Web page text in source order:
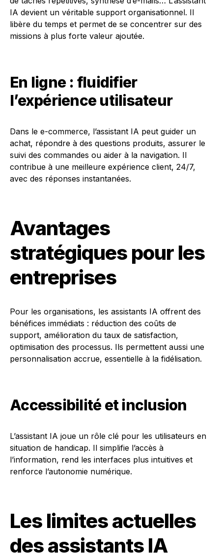
IA devient un véritable support organisationnel. Il
libère du temps et permet de se concentrer sur des
missions à plus forte valeur ajoutée.
En ligne : fluidifier
l’expérience utilisateur
Dans le e-commerce, l’assistant IA peut guider un
achat, répondre à des questions produits, assurer le
suivi des commandes ou aider à la navigation. Il
contribue à une meilleure expérience client, 24/7,
avec des réponses instantanées.
Avantages
stratégiques pour les
entreprises
Pour les organisations, les assistants IA offrent des
bénéfices immédiats : réduction des coûts de
support, amélioration du taux de satisfaction,
optimisation des processus. Ils permettent aussi une
personnalisation accrue, essentielle à la fidélisation.
Accessibilité et inclusion
L’assistant IA joue un rôle clé pour les utilisateurs en
situation de handicap. Il simplifie l’accès à
l’information, rend les interfaces plus intuitives et
renforce l’autonomie numérique.
Les limites actuelles
des assistants IA